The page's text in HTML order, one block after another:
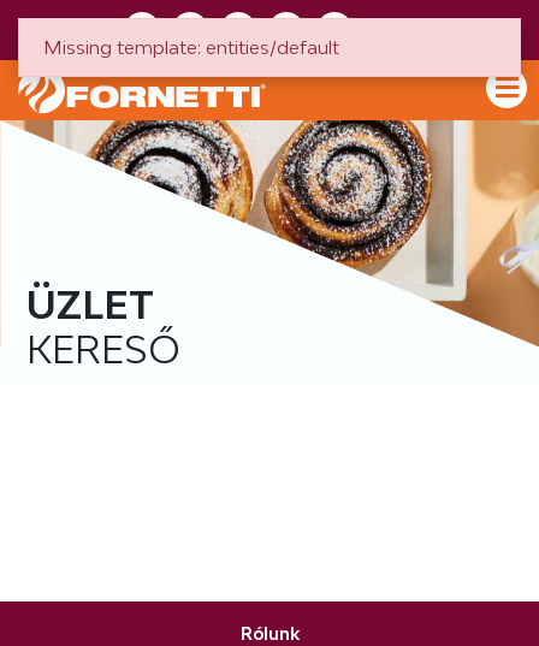
ÜZLET
KERESŐ
Rólunk
Missing template: entities/default